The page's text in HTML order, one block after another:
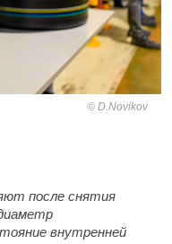
D.Novikov
после снятия
внутренней